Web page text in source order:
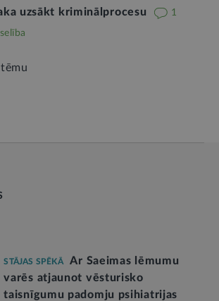
uzsākt kriminālprocesu 1
STĀJAS SPĒKĀ
Ar Saeimas lēmumu
varēs atjaunot vēsturisko
taisnīgumu padomju psihiatrijas